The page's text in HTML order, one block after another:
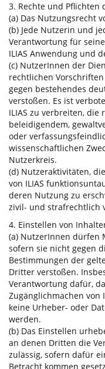
3. Rechte und Pflichten
(a) Das Nutzungsrecht
(b) Jede Nutzerin und
Verantwortung für
ILIAS Anwendung und
(c) NutzerInnen der
rechtlichen
gegen bestehendes
verstoßen. Es ist
ILIAS zu verbreiten,
beleidigendem,
oder
wissenschaftlichen
Nutzerkreis.
(d) Nutzeraktivitäten,
von ILIAS
deren Nutzung zu
zivil- und strafrechtlich
4. Einstellen von
(a) NutzerInnen dürfen
sofern sie nicht gegen
Bestimmungen der
Dritter verstoßen.
Verantwortung dafür,
Zugänglichmachen
keine Urheber- oder
werden.
(b) Das Einstellen
an denen Dritten die
zulässig, sofern dafür
Betracht kommen